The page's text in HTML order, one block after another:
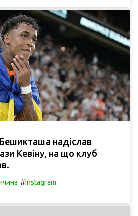
надіслав
Кевіну, на що клуб
#Instagram